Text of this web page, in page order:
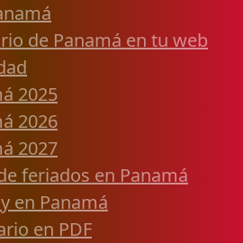
de Panamá en tu web
2025
2026
2027
feriados en Panamá
en Panamá
en PDF